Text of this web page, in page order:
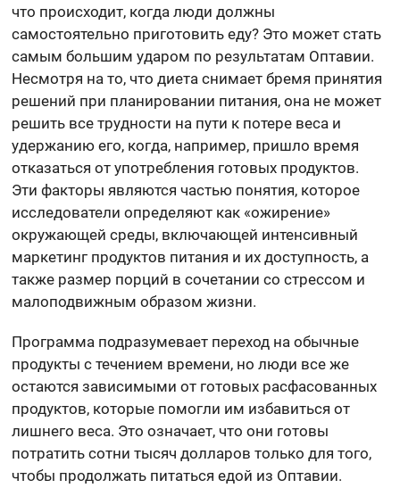
что происходит, когда люди должны
самостоятельно приготовить еду? Это может стать
самым большим ударом по результатам Оптавии.
Несмотря на то, что диета снимает бремя принятия
решений при планировании питания, она не может
решить все трудности на пути к потере веса и
удержанию его, когда, например, пришло время
отказаться от употребления готовых продуктов.
Эти факторы являются частью понятия, которое
исследователи определяют как «ожирение»
окружающей среды, включающей интенсивный
маркетинг продуктов питания и их доступность, а
также размер порций в сочетании со стрессом и
малоподвижным образом жизни.
Программа подразумевает переход на обычные
продукты с течением времени, но люди все же
остаются зависимыми от готовых расфасованных
продуктов, которые помогли им избавиться от
лишнего веса. Это означает, что они готовы
потратить сотни тысяч долларов только для того,
чтобы продолжать питаться едой из Оптавии.